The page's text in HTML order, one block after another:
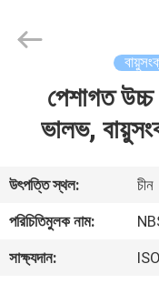
আমাদের
সম্পর্কে
Export
পেশাগত
ভালভ,
উৎপত্তি স্থল:
চীন
পরিচিতিমুলক নাম:
সাক্ষ্যদান: